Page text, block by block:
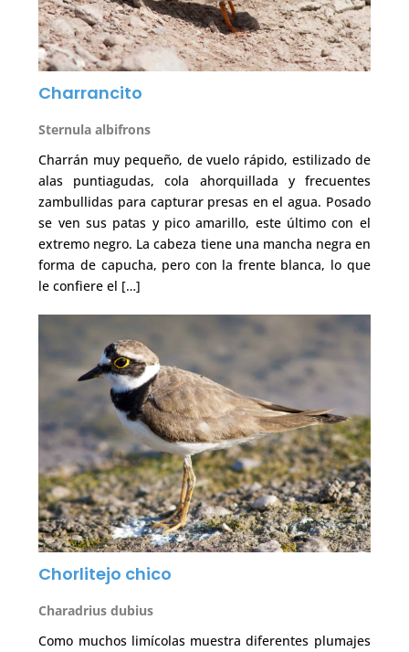
Charrancito
Sternula albifrons
Charrán muy pequeño, de vuelo rápido, estilizado de
alas puntiagudas, cola ahorquillada y frecuentes
zambullidas para capturar presas en el agua. Posado
se ven sus patas y pico amarillo, este último con el
extremo negro. La cabeza tiene una mancha negra en
forma de capucha, pero con la frente blanca, lo que
le confiere el […]
Chorlitejo chico
Charadrius dubius
Como muchos limícolas muestra diferentes plumajes